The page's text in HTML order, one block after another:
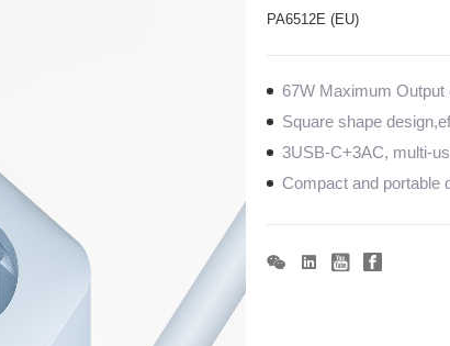
PA6512E (EU)
67W Maximum Output
Square shape
3USB-C+3AC, multi-
Compact and portable